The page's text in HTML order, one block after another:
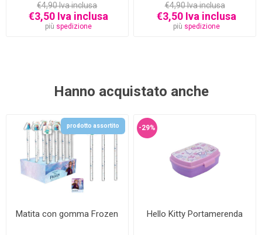
€4,90 Iva inclusa
€3,50 Iva inclusa
più spedizione
€4,90 Iva inclusa
€3,50 Iva inclusa
più spedizione
Hanno acquistato anche
prodotto assortito
Matita con gomma Frozen
-29%
Hello Kitty Portamerenda